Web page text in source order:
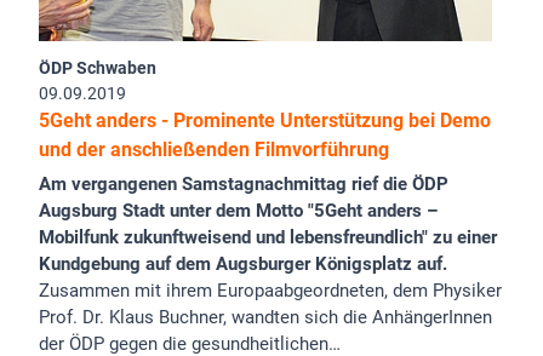
ÖDP Schwaben
09.09.2019
5Geht anders - Prominente Unterstützung bei Demo
und der anschließenden Filmvorführung
Am vergangenen Samstagnachmittag rief die ÖDP
Augsburg Stadt unter dem Motto "5Geht anders –
Mobilfunk zukunftweisend und lebensfreundlich" zu einer
Kundgebung auf dem Augsburger Königsplatz auf.
Zusammen mit ihrem Europaabgeordneten, dem Physiker
Prof. Dr. Klaus Buchner, wandten sich die AnhängerInnen
der ÖDP gegen die gesundheitlichen…